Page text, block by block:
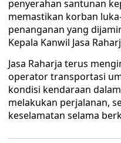
penyerahan santunan
memastikan korban
penanganan yang
Kepala Kanwil Jasa
Jasa Raharja terus
operator transportasi
kondisi kendaraan
melakukan perjalanan,
keselamatan selama